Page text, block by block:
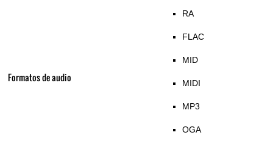
Formatos de audio
RA
FLAC
MID
MIDI
MP3
OGA